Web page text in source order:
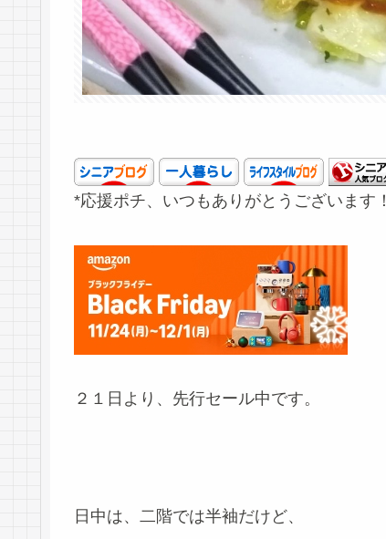
*応援ポチ、いつもありがとうございます！
２１日より、先行セール中です。
日中は、二階では半袖だけど、